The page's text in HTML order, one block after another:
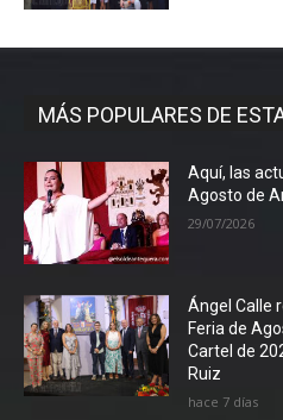
MÁS POPULARES DE
Aquí, las
Agosto de
29/07/2026
Ángel Calle
Feria de
Cartel de
Ruiz
hace 7 días